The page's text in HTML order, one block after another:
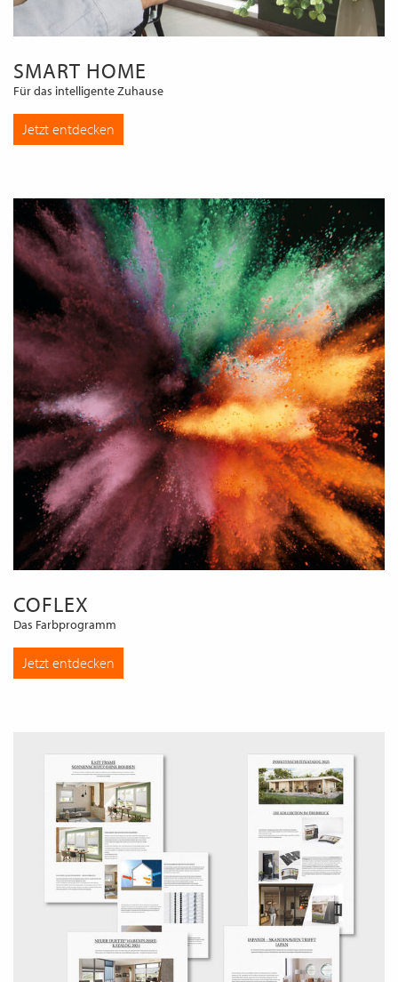
SMART HOME
Für das intelligente Zuhause
Jetzt entdecken
COFLEX
Das Farbprogramm
Jetzt entdecken